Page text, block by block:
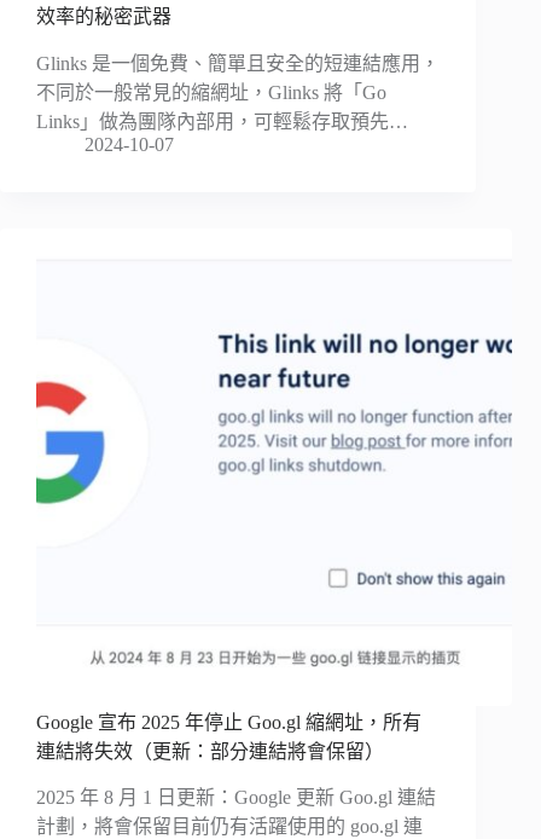
效率的秘密武器
Glinks 是一個免費、簡單且安全的短連結應用，
不同於一般常見的縮網址，Glinks 將「Go
Links」做為團隊內部用，可輕鬆存取預先…
2024-10-07
Google 宣布 2025 年停止 Goo.gl 縮網址，所有
連結將失效（更新：部分連結將會保留）
2025 年 8 月 1 日更新：Google 更新 Goo.gl 連結
計劃，將會保留目前仍有活躍使用的 goo.gl 連